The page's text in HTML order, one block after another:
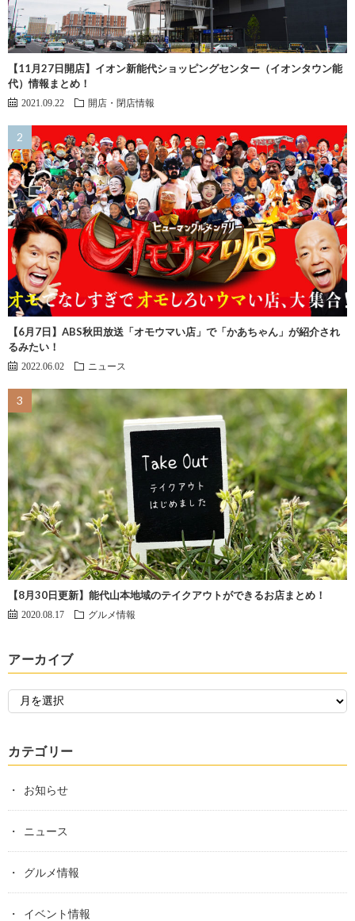
【11月27日開店】イオン新能代ショッピングセンター（イオンタウン能
代）情報まとめ！
2021.09.22 開店・閉店情報
【6月7日】ABS秋田放送「オモウマい店」で「かあちゃん」が紹介され
るみたい！
2022.06.02 ニュース
【8月30日更新】能代山本地域のテイクアウトができるお店まとめ！
2020.08.17 グルメ情報
アーカイブ
カテゴリー
お知らせ
ニュース
グルメ情報
イベント情報